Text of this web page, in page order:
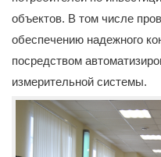
объектов. В том числе
обеспечению надежного
посредством
измерительной системы.